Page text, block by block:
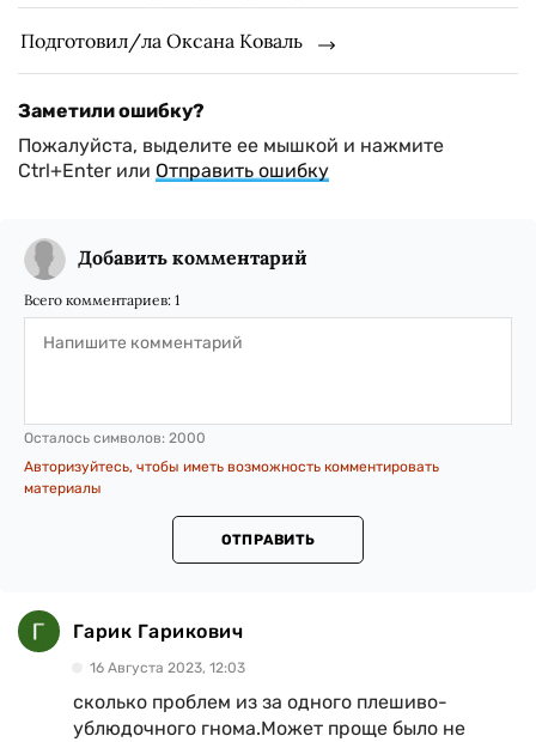
Подготовил/ла Оксана Коваль
Заметили ошибку?
Пожалуйста, выделите ее мышкой и нажмите
Ctrl+Enter или Отправить ошибку
Добавить комментарий
Всего комментариев: 1
Осталось символов: 2000
Авторизуйтесь, чтобы иметь возможность комментировать
материалы
ОТПРАВИТЬ
Гарик Гарикович
16 Августа 2023, 12:03
сколько проблем из за одного плешиво-
ублюдочного гнома.Может проще было не